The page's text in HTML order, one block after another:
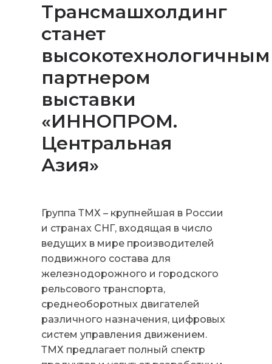
Трансмашхолдинг
станет
высокотехнологичным
партнером
выставки
«ИННОПРОМ.
Центральная
Азия»
Группа ТМХ – крупнейшая в России
и странах СНГ, входящая в число
ведущих в мире производителей
подвижного состава для
железнодорожного и городского
рельсового транспорта,
среднеоборотных двигателей
различного назначения, цифровых
систем управления движением.
ТМХ предлагает полный спектр